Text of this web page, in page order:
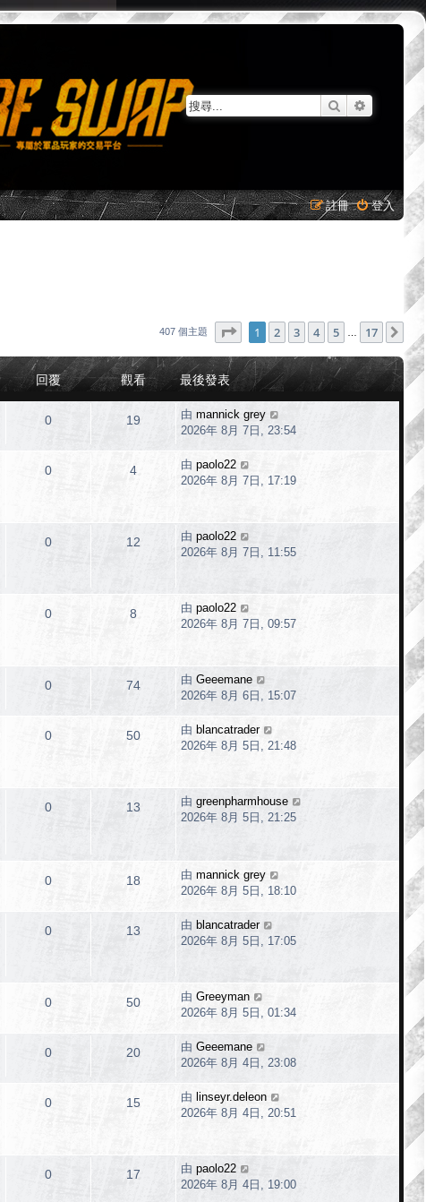
搜尋
登入
註冊
407 個主題 1頁 (共 17 頁)
1 2 3 4 5 17 下
回覆 觀看 最後發表
0 19 由 mannick grey
2026年 8月 7日, 23:54
0 4 由 paolo22
2026年 8月 7日, 17:19
0 12 由 paolo22
2026年 8月 7日, 11:55
0 8 由 paolo22
2026年 8月 7日, 09:57
0 74 由 Geeemane
2026年 8月 6日, 15:07
0 50 由 blancatrader
2026年 8月 5日, 21:48
0 13 由 greenpharmhouse
2026年 8月 5日, 21:25
0 18 由 mannick grey
2026年 8月 5日, 18:10
0 13 由 blancatrader
2026年 8月 5日, 17:05
0 50 由 Greeyman
2026年 8月 5日, 01:34
0 20 由 Geeemane
2026年 8月 4日, 23:08
0 15 由 linseyr.deleon
2026年 8月 4日, 20:51
0 17 由 paolo22
2026年 8月 4日, 19:00